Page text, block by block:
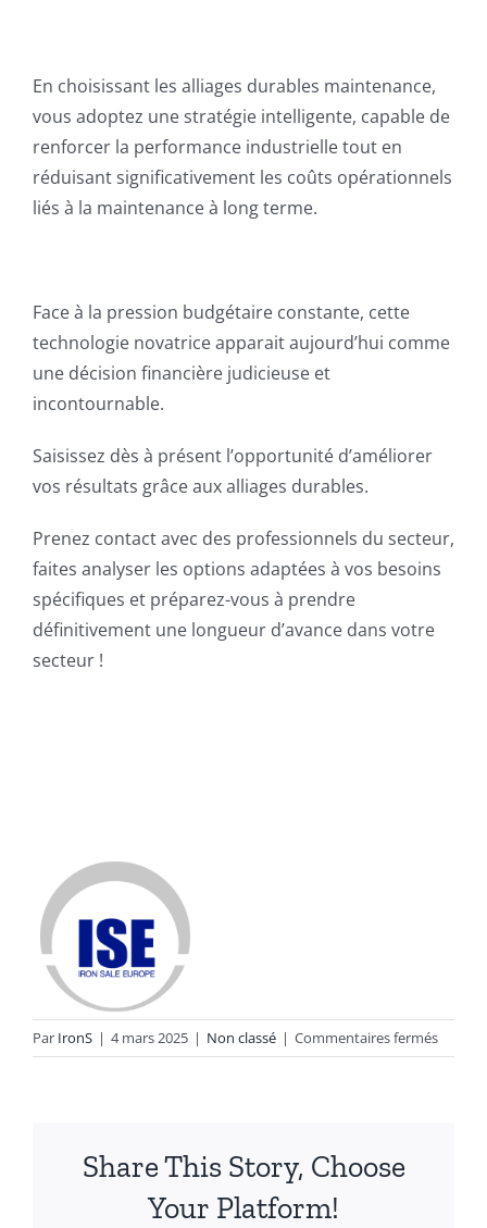
En choisissant les alliages durables maintenance,
vous adoptez une stratégie intelligente, capable de
renforcer la performance industrielle tout en
réduisant significativement les coûts opérationnels
liés à la maintenance à long terme.
Face à la pression budgétaire constante, cette
technologie novatrice apparait aujourd’hui comme
une décision financière judicieuse et
incontournable.
Saisissez dès à présent l’opportunité d’améliorer
vos résultats grâce aux alliages durables.
Prenez contact avec des professionnels du secteur,
faites analyser les options adaptées à vos besoins
spécifiques et préparez-vous à prendre
définitivement une longueur d’avance dans votre
secteur !
Par IronS | 4 mars 2025 | Non classé | Commentaires ferméssur
Share This Story, Choose
Your Platform!